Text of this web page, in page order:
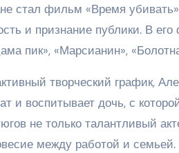
стал фильм «Время
и признание публики. В
пик», «Марсианин»,
творческий график,
и воспитывает дочь, с
не только талантливый
между работой и семьей.